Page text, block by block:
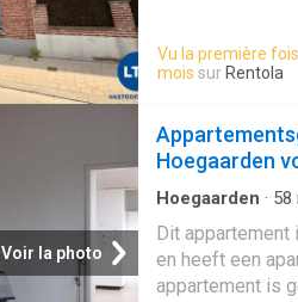
). Makkelijk
woning omvat
open,
ruime
toilet en bad
afgewerkt als
op zolder, wel
Vu la première
mois sur Rentola
Voir la photo
Hoegaarden
Hoegaarden · 58
Dit
en heeft een
appartement is